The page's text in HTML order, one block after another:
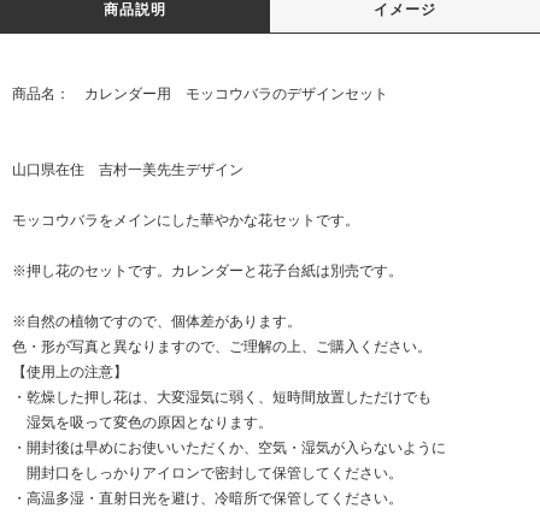
商品説明 イメージ
商品名： カレンダー用 モッコウバラのデザインセット
山口県在住 吉村一美先生デザイン
モッコウバラをメインにした華やかな花セットです。
※押し花のセットです。カレンダーと花子台紙は別売です。
※自然の植物ですので、個体差があります。
色・形が写真と異なりますので、ご理解の上、ご購入ください。
【使用上の注意】
・乾燥した押し花は、大変湿気に弱く、短時間放置しただけでも
湿気を吸って変色の原因となります。
・開封後は早めにお使いいただくか、空気・湿気が入らないように
開封口をしっかりアイロンで密封して保管してください。
・高温多湿・直射日光を避け、冷暗所で保管してください。